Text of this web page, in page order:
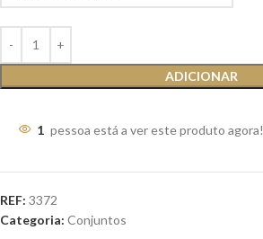
ADICIONAR
1 pessoa está a ver este produto agora!
REF: 3372
Categoria: Conjuntos